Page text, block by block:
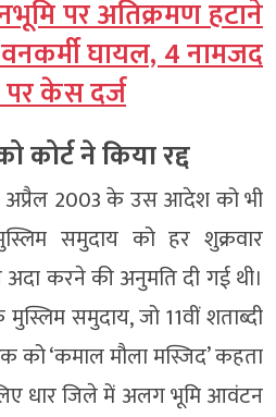
पर अतिक्रमण हटाने
घायल, 4 नामजद
केस दर्ज
ने किया रद्द
अप्रैल 2003 के उस आदेश को भी
समुदाय को हर शुक्रवार
करने की अनुमति दी गई थी।
समुदाय, जो 11वीं शताब्दी
‘कमाल मौला मस्जिद’ कहता
धार जिले में अलग भूमि आवंटन